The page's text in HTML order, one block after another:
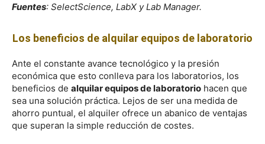
Fuentes: SelectScience, LabX y Lab Manager.
Los beneficios de alquilar equipos de laboratorio
Ante el constante avance tecnológico y la presión
económica que esto conlleva para los laboratorios, los
beneficios de alquilar equipos de laboratorio hacen que
sea una solución práctica. Lejos de ser una medida de
ahorro puntual, el alquiler ofrece un abanico de ventajas
que superan la simple reducción de costes.